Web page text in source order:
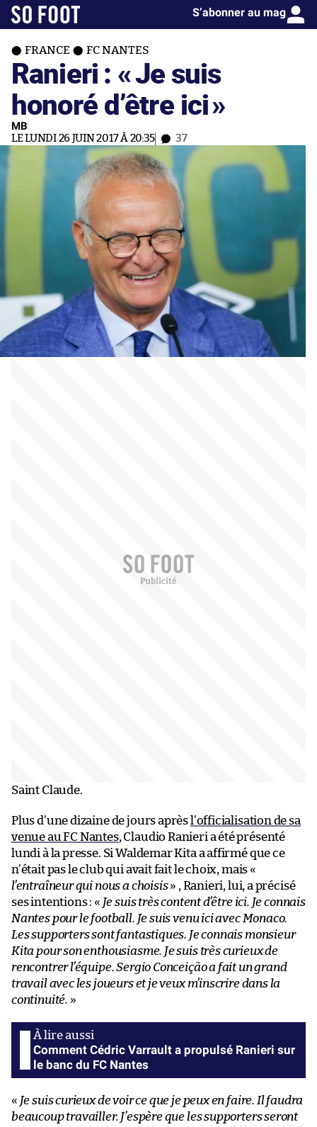
S’abonner au mag
FRANCE FC NANTES
Ranieri : «Je suis
honoré d’être ici»
MB
LE LUNDI 26 JUIN 2017 À 20:35 37
Saint Claude.
Plus d’une dizaine de jours après l’officialisation de sa
venue au FC Nantes, Claudio Ranieri a été présenté
lundi à la presse. Si Waldemar Kita a affirmé que ce
n’était pas le club qui avait fait le choix, mais «
l’entraîneur qui nous a choisis» , Ranieri, lui, a précisé
ses intentions : « Je suis très content d’être ici. Je connais
Nantes pour le football. Je suis venu ici avec Monaco.
Les supporters sont fantastiques. Je connais monsieur
Kita pour son enthousiasme. Je suis très curieux de
rencontrer l’équipe. Sergio Conceição a fait un grand
travail avec les joueurs et je veux m’inscrire dans la
continuité. »
Comment Cédric Varrault a propulsé Ranieri sur
le banc du FC Nantes
« Je suis curieux de voir ce que je peux en faire. Il faudra
beaucoup travailler. J’espère que les supporters seront